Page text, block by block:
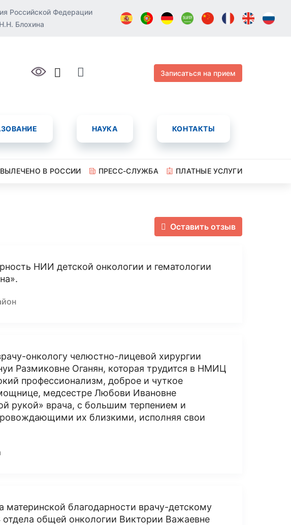
Российской Федерации
Блохина
Записаться на прием
НАУКА КОНТАКТЫ
ВЫЛЕЧЕНО В РОССИИ ПРЕСС-СЛУЖБА
ПЛАТНЫЕ УСЛУГИ
Оставить отзыв
НИИ детской онкологии и гематологии
онкологу челюстно-лицевой хирургии
Размиковне Оганян, которая трудится в НМИЦ
профессионализм, доброе и чуткое
медсестре Любови Ивановне
рукой» врача, с большим терпением и
их близкими, исполняя свои
материнской благодарности врачу-детскому
общей онкологии Виктории Важаевне